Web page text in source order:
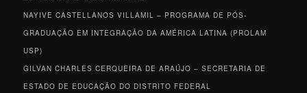
NAYIVE CASTELLANOS VILLAMIL – PROGRAMA DE PÓS-
GRADUAÇÃO EM INTEGRAÇÃO DA AMÉRICA LATINA (PROLAM
USP)
GILVAN CHARLES CERQUEIRA DE ARAÚJO –SECRETARIA DE
ESTADO DE EDUCAÇÃO DO DISTRITO FEDERAL